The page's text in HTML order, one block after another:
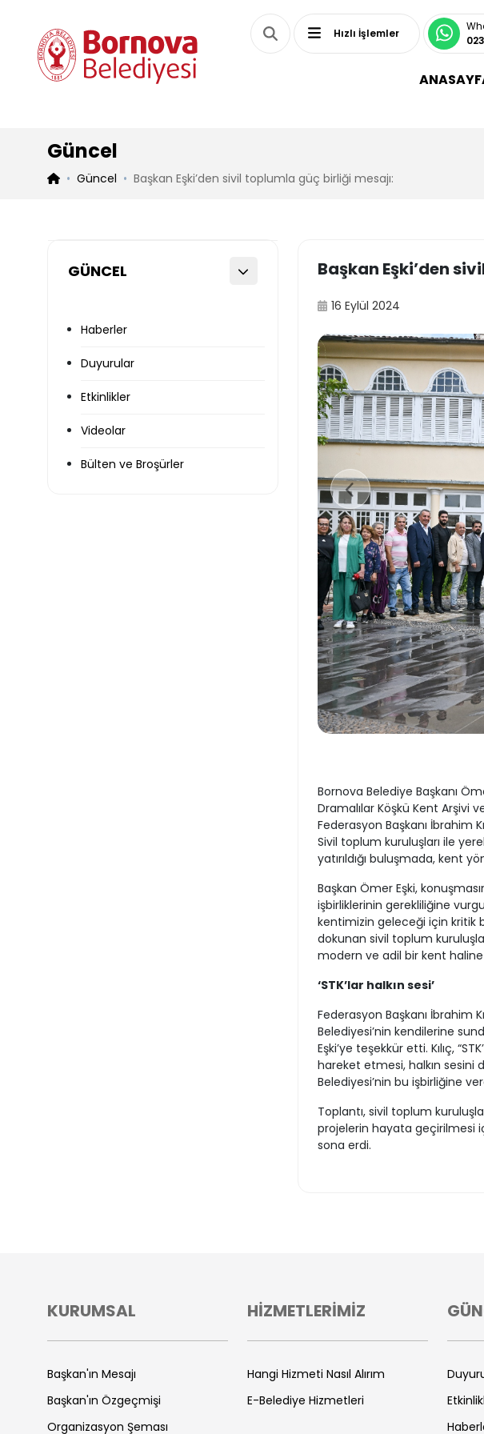
Hızlı İşlemler
Güncel
Güncel Başkan Eşki’den sivil toplumla güç birliği mesajı:
GÜNCEL
Haberler
Duyurular
Etkinlikler
Videolar
Bülten ve Broşürler
Başkan Eşki’den
16 Eylül 2024
Bornova Belediye Başkanı
Dramalılar Köşkü Kent Arşivi
Federasyon Başkanı İbrahim
Sivil toplum kuruluşları ile
yatırıldığı buluşmada, kent
Başkan Ömer Eşki,
işbirliklerinin gerekliliğine
kentimizin geleceği için kritik
dokunan sivil toplum
modern ve adil bir kent
‘STK’lar halkın sesi’
Federasyon Başkanı İbrahim
Belediyesi’nin kendilerine
Eşki’ye teşekkür etti. Kılıç,
hareket etmesi, halkın sesini
Belediyesi’nin bu işbirliğine
Toplantı, sivil toplum
projelerin hayata geçirilmesi
sona erdi.
KURUMSAL
Başkan'ın Mesajı
Başkan'ın Özgeçmişi
Organizasyon Şeması
HİZMETLERİMİZ
Hangi Hizmeti Nasıl Alırım
E-Belediye Hizmetleri